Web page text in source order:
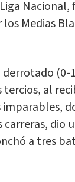
Nacional,
Medias
(0-
tercios, al
imparables,
dio
a tres